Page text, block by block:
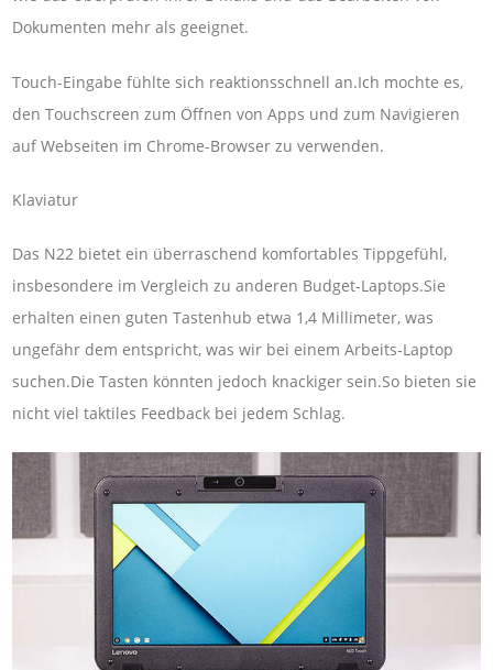
Dokumenten mehr als geeignet.
Touch-Eingabe fühlte sich reaktionsschnell an.Ich mochte es,
den Touchscreen zum Öffnen von Apps und zum Navigieren
auf Webseiten im Chrome-Browser zu verwenden.
Klaviatur
Das N22 bietet ein überraschend komfortables Tippgefühl,
insbesondere im Vergleich zu anderen Budget-Laptops.Sie
erhalten einen guten Tastenhub etwa 1,4 Millimeter, was
ungefähr dem entspricht, was wir bei einem Arbeits-Laptop
suchen.Die Tasten könnten jedoch knackiger sein.So bieten sie
nicht viel taktiles Feedback bei jedem Schlag.